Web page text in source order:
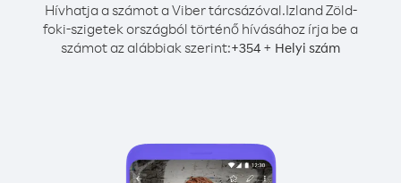
Hívhatja a számot a Viber tárcsázóval.Izland Zöld-
foki-szigetek országból történő hívásához írja be a
számot az alábbiak szerint:+354 + Helyi szám